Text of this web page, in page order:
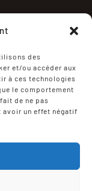
des
et/ou accéder aux
à ces technologies
le comportement
de ne pas
avoir un effet négatif
VENTE